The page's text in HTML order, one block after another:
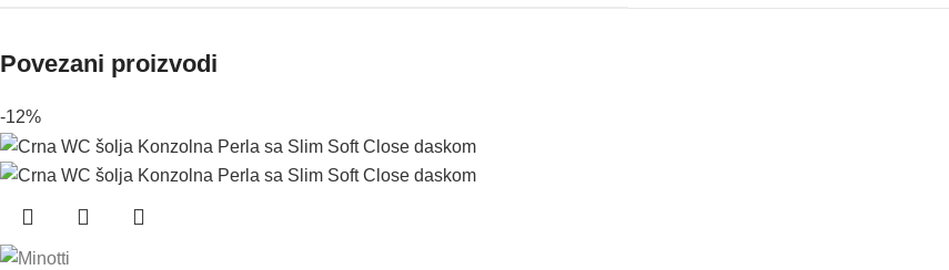
Povezani proizvodi
-12%